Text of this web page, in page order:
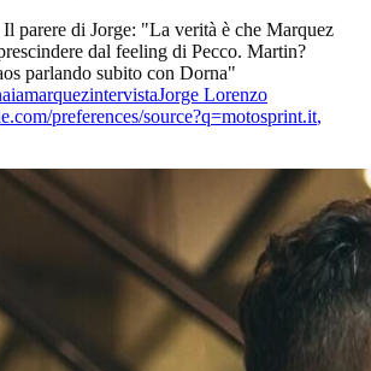
parere di Jorge: "La verità è che Marquez
dal feeling di Pecco. Martin?
parlando subito con Dorna"
marquezintervistaJorge Lorenzo
preferences/source?q=motosprint.it,